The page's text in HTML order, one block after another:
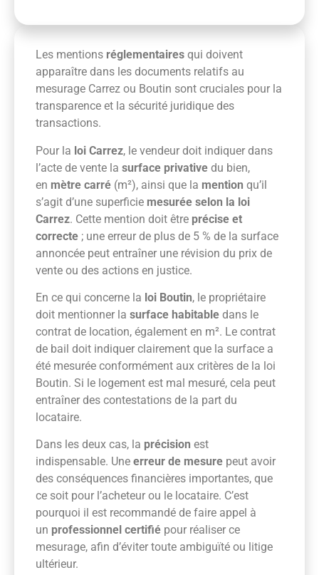
Les mentions réglementaires qui doivent
apparaître dans les documents relatifs au
mesurage Carrez ou Boutin sont cruciales pour la
transparence et la sécurité juridique des
transactions.
Pour la loi Carrez, le vendeur doit indiquer dans
l’acte de vente la surface privative du bien,
en mètre carré (m²), ainsi que la mention qu’il
s’agit d’une superficie mesurée selon la loi
Carrez. Cette mention doit être précise et
correcte ; une erreur de plus de 5 % de la surface
annoncée peut entraîner une révision du prix de
vente ou des actions en justice.
En ce qui concerne la loi Boutin, le propriétaire
doit mentionner la surface habitable dans le
contrat de location, également en m². Le contrat
de bail doit indiquer clairement que la surface a
été mesurée conformément aux critères de la loi
Boutin. Si le logement est mal mesuré, cela peut
entraîner des contestations de la part du
locataire.
Dans les deux cas, la précision est
indispensable. Une erreur de mesure peut avoir
des conséquences financières importantes, que
ce soit pour l’acheteur ou le locataire. C’est
pourquoi il est recommandé de faire appel à
un professionnel certifié pour réaliser ce
mesurage, afin d’éviter toute ambiguïté ou litige
ultérieur.